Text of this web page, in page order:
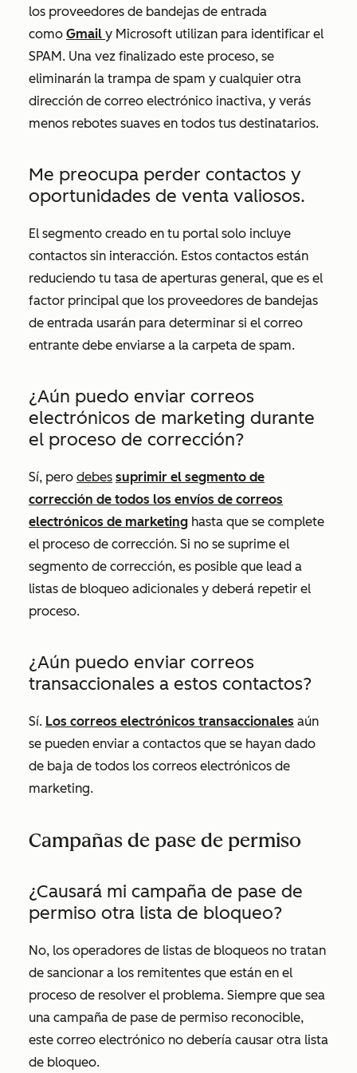
los proveedores de bandejas de entrada
como Gmail y Microsoft utilizan para identificar el
SPAM. Una vez finalizado este proceso, se
eliminarán la trampa de spam y cualquier otra
dirección de correo electrónico inactiva, y verás
menos rebotes suaves en todos tus destinatarios.
Me preocupa perder contactos y
oportunidades de venta valiosos.
El segmento creado en tu portal solo incluye
contactos sin interacción. Estos contactos están
reduciendo tu tasa de aperturas general, que es el
factor principal que los proveedores de bandejas
de entrada usarán para determinar si el correo
entrante debe enviarse a la carpeta de spam.
¿Aún puedo enviar correos
electrónicos de marketing durante
el proceso de corrección?
Sí, pero debes suprimir el segmento de
corrección de todos los envíos de correos
electrónicos de marketing hasta que se complete
el proceso de corrección. Si no se suprime el
segmento de corrección, es posible que lead a
listas de bloqueo adicionales y deberá repetir el
proceso.
¿Aún puedo enviar correos
transaccionales a estos contactos?
Sí. Los correos electrónicos transaccionales aún
se pueden enviar a contactos que se hayan dado
de baja de todos los correos electrónicos de
marketing.
Campañas de pase de permiso
¿Causará mi campaña de pase de
permiso otra lista de bloqueo?
No, los operadores de listas de bloqueos no tratan
de sancionar a los remitentes que están en el
proceso de resolver el problema. Siempre que sea
una campaña de pase de permiso reconocible,
este correo electrónico no debería causar otra lista
de bloqueo.